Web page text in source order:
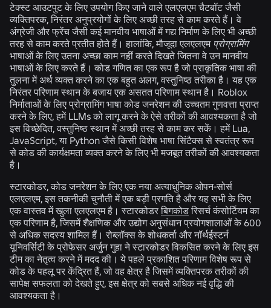
टेक्स्ट आउटपुट के लिए उपयोग किए जाने वाले एलएलएम चैटबॉट जैसी
व्यक्तिपरक, निरंतर अनुप्रयोगों के लिए अच्छी तरह से काम करते हैं। वे
अंग्रेजी और फ्रेंच जैसी कई मानवीय भाषाओं में गद्य निर्माण के लिए भी अच्छी
तरह से काम करते प्रतीत होते हैं। हालांकि, मौजूदा एलएलएम प्रोग्रामिंग
भाषाओं के लिए उतना अच्छा काम नहीं करते दिखते जितना वे उन मानवीय
भाषाओं के लिए करते हैं। कोड गणित का एक रूप है जो प्राकृतिक भाषा की
तुलना में अर्थ व्यक्त करने का एक बहुत अलग, वस्तुनिष्ठ तरीका है। यह एक
निरंतर परिणाम स्थान के बजाय एक असतत परिणाम स्थान है। Roblox
निर्माताओं के लिए प्रोग्रामिंग भाषा कोड जनरेशन की उच्चतम गुणवत्ता प्राप्त
करने के लिए, हमें LLMs को लागू करने के ऐसे तरीकों की आवश्यकता है जो
इस विच्छेदित, वस्तुनिष्ठ स्थान में अच्छी तरह से काम कर सकें। हमें Lua,
JavaScript, या Python जैसे किसी विशेष भाषा सिंटैक्स से स्वतंत्र रूप
से कोड की कार्यक्षमता व्यक्त करने के लिए भी मजबूत तरीकों की आवश्यकता
है।
स्टारकोडर, कोड जनरेशन के लिए एक नया अत्याधुनिक ओपन-सोर्स
एलएलएम, इस तकनीकी चुनौती में एक बड़ी प्रगति है और यह सभी के लिए
एक वास्तव में खुला एलएलएम है। स्टारकोडरबिगकोडरिसर्च कंसोर्टियम का
एक परिणाम है, जिसमें शैक्षणिक और उद्योग अनुसंधान प्रयोगशालाओं के 600
से अधिक सदस्य शामिल हैं। रोब्लॉक्स के शोधकर्ता और नॉर्थईस्टर्न
यूनिवर्सिटी के प्रोफेसर अर्जुन गुहा ने स्टारकोडर विकसित करने के लिए इस
टीम का नेतृत्व करने में मदद की। ये पहले प्रकाशित परिणाम विशेष रूप से
कोड के पहलू पर केंद्रित हैं, जो वह क्षेत्र है जिसमें व्यक्तिपरक तरीकों की
सापेक्ष सफलता को देखते हुए, इस क्षेत्र को सबसे अधिक नई वृद्धि की
आवश्यकता है।